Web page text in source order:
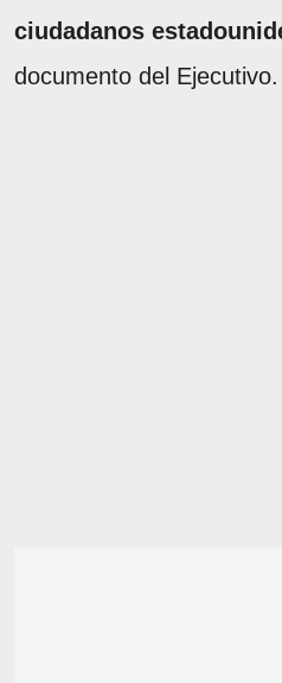
ciudadanos
documento del Ejecutivo.